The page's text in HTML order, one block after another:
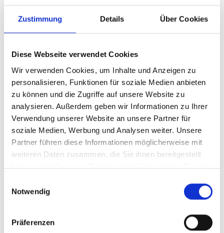
Zustimmung Details Über Cookies
Diese Webseite verwendet Cookies
Wir verwenden Cookies, um Inhalte und Anzeigen zu
personalisieren, Funktionen für soziale Medien anbieten
zu können und die Zugriffe auf unsere Website zu
analysieren. Außerdem geben wir Informationen zu Ihrer
Verwendung unserer Website an unsere Partner für
soziale Medien, Werbung und Analysen weiter. Unsere
Partner führen diese Informationen möglicherweise mit
weiteren Daten zusammen, die Sie ihnen bereitgestellt
haben oder die sie im Rahmen Ihrer Nutzung der Dienste
Notwendig
Präferenzen
X13SRA-TF (retail pack)
EAN:
672042517275
Hersteller-Nr.:
MBD-X13SRA-TF-O
Hersteller:
SUPERMICRO
Verfügbarkeit:
Nicht lagernd
Lieferzeit:
Nicht mehr verfügbar
Preis auf Anfrage
Beschreibung
processors, TDP up to 350W Intel W790 Up to 2TB